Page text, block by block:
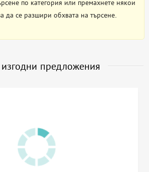
по категория или премахнете някои
да се разшири обхвата на търсене.
предложения